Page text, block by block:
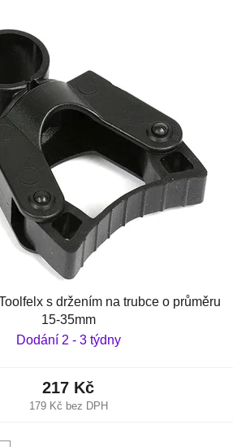
s držením na trubce o průměru
15-35mm
Dodání 2 - 3 týdny
179 Kč bez DPH
217 Kč